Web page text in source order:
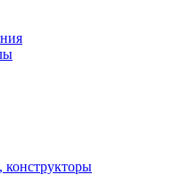
конструкторы